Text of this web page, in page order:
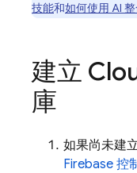
技能和如何使用 AI
建立
庫
如果尚未建
Firebase 控